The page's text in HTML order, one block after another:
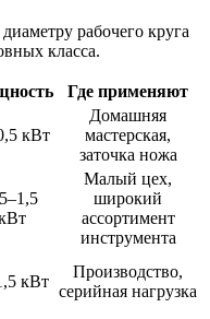
рабочего круга
класса.
Где применяют
кВт
Домашняя
мастерская,
заточка ножа
Малый цех,
широкий
ассортимент
инструмента
кВт
Производство,
серийная нагрузка